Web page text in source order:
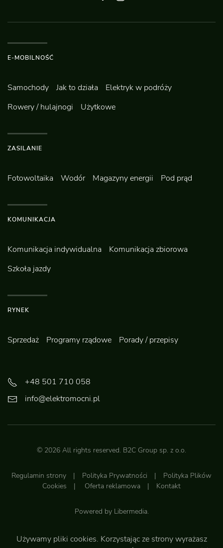
E-MOBILNOŚĆ
Samochody Jak to działa
Elektryk w podróży
Rowery / hulajnogi
Użytkowe
ZASILANIE
Fotowoltaika Wodór Magazyny energii Pod prąd
KOMUNIKACJA
Komunikacja indywidualna
Komunikacja zbiorowa
Szkoła jazdy
RYNEK
Sprzedaż Programy rządowe Porady / przepisy
+48 501 710 058
info@elektromocni.pl
© 2026 All rights reserved. B2C Group sp. z o.o.
Regulamin strony | Polityka Prywatności | Polityka Plików
Cookies | Oferta reklamowa | Kontakt
Powered by Libermedia.
Używamy pliki cookies. Korzystając ze strony wyrażasz